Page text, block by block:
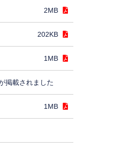
2MB
202KB
1MB
掲載されました
1MB